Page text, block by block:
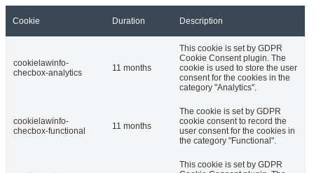
Cookie Duration Description
cookielawinfo-
checbox-analytics
11 months
This cookie is set by GDPR
Cookie Consent plugin. The
cookie is used to store the user
consent for the cookies in the
category "Analytics".
cookielawinfo-
checbox-functional
11 months
The cookie is set by GDPR
cookie consent to record the
user consent for the cookies in
the category "Functional".
This cookie is set by GDPR